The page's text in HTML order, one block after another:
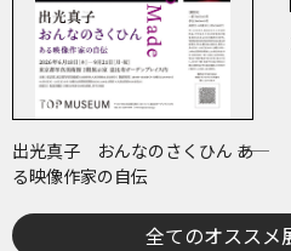
出光真子 おんなのさくひん ――あ
る映像作家の自伝
全てのオススメ